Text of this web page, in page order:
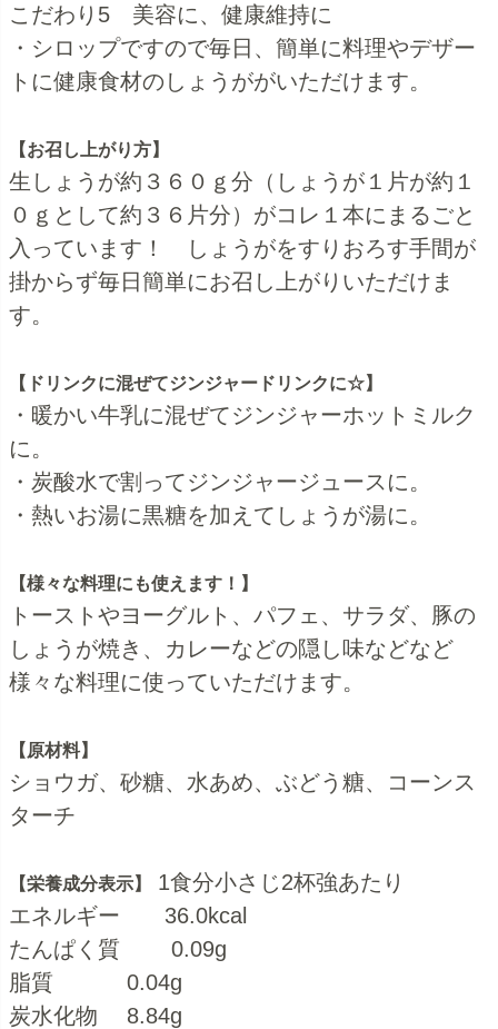
こだわり5 美容に、健康維持に
・シロップですので毎日、簡単に料理やデザー
トに健康食材のしょうががいただけます。
【お召し上がり方】
生しょうが約３６０ｇ分（しょうが１片が約１
０ｇとして約３６片分）がコレ１本にまるごと
入っています！ しょうがをすりおろす手間が
掛からず毎日簡単にお召し上がりいただけま
す。
【ドリンクに混ぜてジンジャードリンクに☆】
・暖かい牛乳に混ぜてジンジャーホットミルク
に。
・炭酸水で割ってジンジャージュースに。
・熱いお湯に黒糖を加えてしょうが湯に。
【様々な料理にも使えます！】
トーストやヨーグルト、パフェ、サラダ、豚の
しょうが焼き、カレーなどの隠し味などなど
様々な料理に使っていただけます。
【原材料】
ショウガ、砂糖、水あめ、ぶどう糖、コーンス
ターチ
【栄養成分表示】
1食分小さじ2杯強あたり
エネルギー 36.0kcal
たんぱく質 0.09g
脂質 0.04g
炭水化物 8.84g